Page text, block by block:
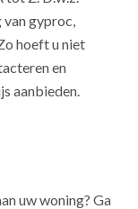
gyproc,
hoeft u niet
en
aanbieden.
uw woning? Ga